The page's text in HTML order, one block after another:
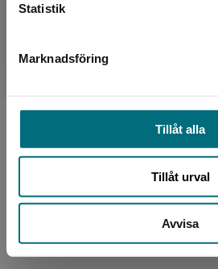
Statistik
Marknadsföring
Tillåt alla
Tillåt urval
Avvisa
Annelie Drewsen är
före detta lärare. Hon har
ensamkom...